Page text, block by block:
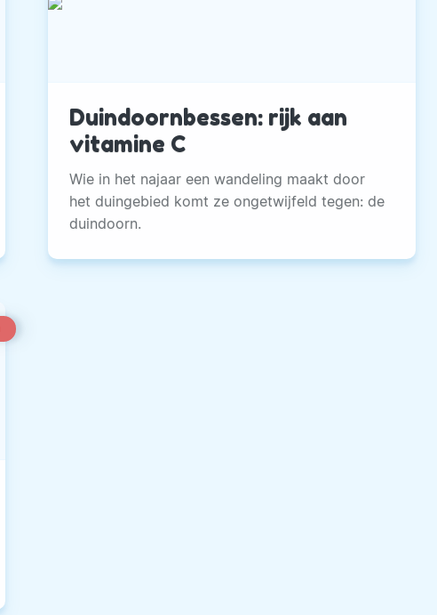
Duindoornbessen: rijk aan
vitamine C
Wie in het najaar een wandeling maakt door
het duingebied komt ze ongetwijfeld tegen: de
duindoorn.